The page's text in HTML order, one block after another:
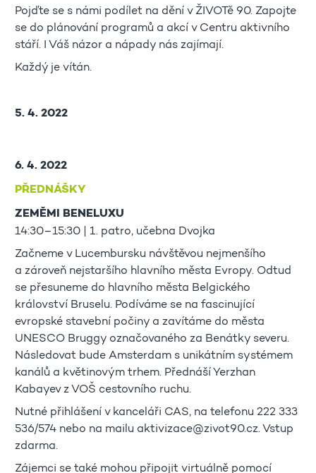
Pojďte se s námi podílet na dění v ŽIVOTě 90. Zapojte
se do plánování programů a akcí v Centru aktivního
stáří. I Váš názor a nápady nás zajímají.
Každý je vítán.
5. 4. 2022
6. 4. 2022
PŘEDNÁŠKY
ZEMĚMI BENELUXU
14:30–15:30 | 1. patro, učebna Dvojka
Začneme v Lucembursku návštěvou nejmenšího
a zároveň nejstaršího hlavního města Evropy. Odtud
se přesuneme do hlavního města Belgického
království Bruselu. Podíváme se na fascinující
evropské stavební počiny a zavítáme do města
UNESCO Bruggy označovaného za Benátky severu.
Následovat bude Amsterdam s unikátním systémem
kanálů a květinovým trhem. Přednáší Yerzhan
Kabayev z VOŠ cestovního ruchu.
Nutné přihlášení v kanceláři CAS, na telefonu 222 333
536/574 nebo na mailu aktivizace@zivot90.cz. Vstup
zdarma.
Zájemci se také mohou připojit virtuálně pomocí